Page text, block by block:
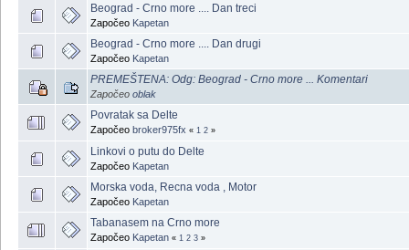
Beograd - Crno more .... Dan treci
Započeo Kapetan
Beograd - Crno more .... Dan drugi
Započeo Kapetan
PREMEŠTENA: Odg: Beograd - Crno more ... Komentari
Započeo oblak
Povratak sa Delte
Započeo broker975fx « 1 2 »
Linkovi o putu do Delte
Započeo Kapetan
Morska voda, Recna voda , Motor
Započeo Kapetan
Tabanasem na Crno more
Započeo Kapetan « 1 2 3 »